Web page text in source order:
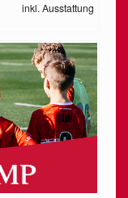
inkl. Ausstattung